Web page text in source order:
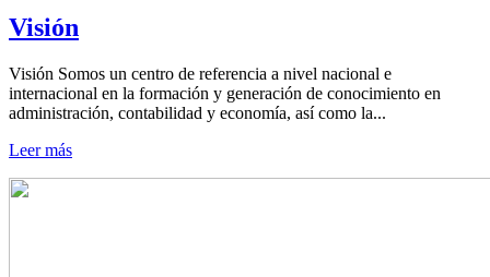
Visión
Visión Somos un centro de referencia a nivel nacional e
internacional en la formación y generación de conocimiento en
administración, contabilidad y economía, así como la...
Leer más